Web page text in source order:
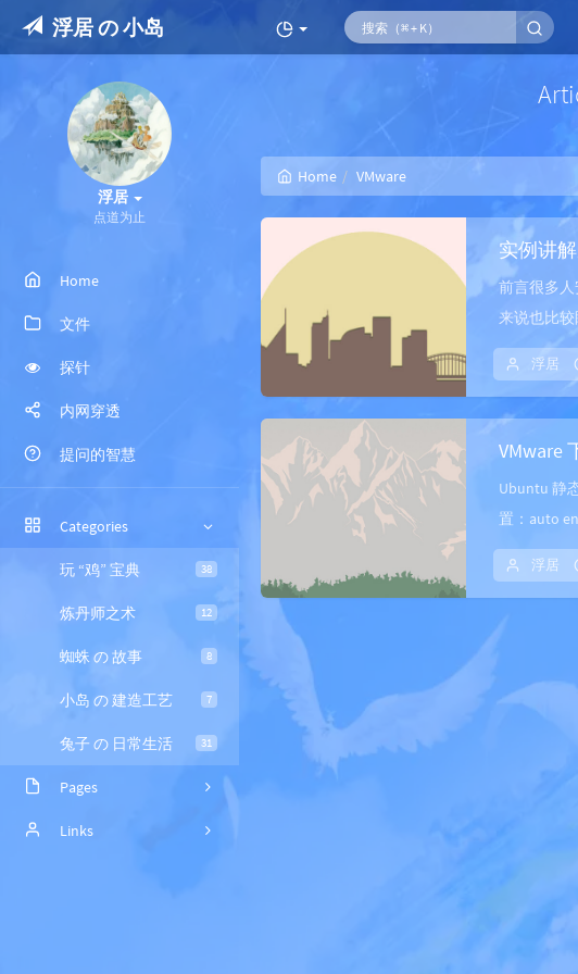
浮居 の 小岛
浮居
点道为止
Home
文件
探针
内网穿透
提问的智慧
Categories
38
玩 “鸡” 宝典
12
炼丹师之术
8
蜘蛛 の 故事
7
小岛 の 建造工艺
31
兔子 の 日常生活
Pages
留言板
Links
Home VMware
实例讲
前言很多
来说也比
浮居
VMware
Ubuntu 静
置：auto
浮居